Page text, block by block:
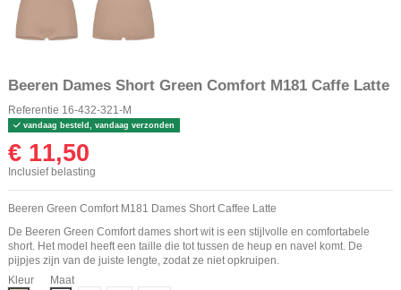
Beeren Dames Short Green Comfort M181 Caffe Latte
Referentie 16-432-321-M
vandaag besteld, vandaag verzonden
€ 11,50
Inclusief belasting
Beeren Green Comfort M181 Dames Short Caffee Latte
De Beeren Green Comfort dames short wit is een stijlvolle en comfortabele
short. Het model heeft een taille die tot tussen de heup en navel komt. De
pijpjes zijn van de juiste lengte, zodat ze niet opkruipen.
Kleur
Maat